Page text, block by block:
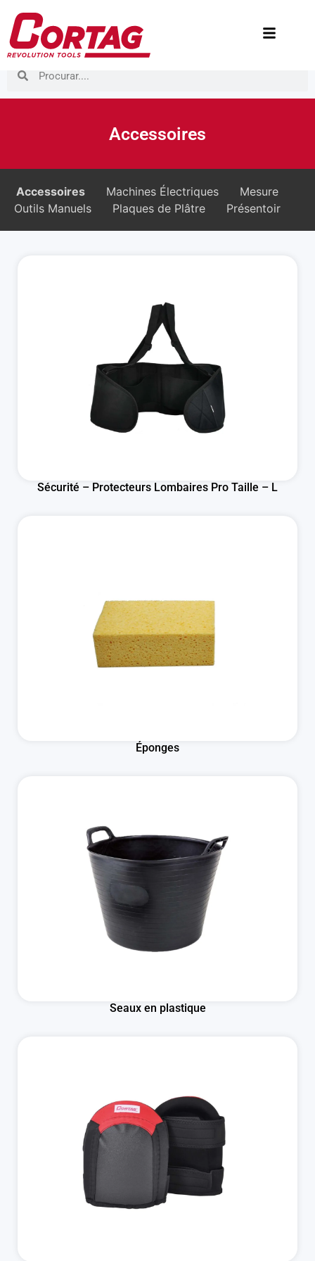
Accessoires
Accessoires Machines Électriques
Mesure
Outils Manuels
Plaques de Plâtre Présentoir
Sécurité – Protecteurs Lombaires Pro Taille – L
Éponges
Seaux en plastique